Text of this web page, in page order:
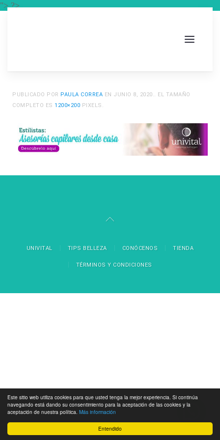
Entendido
Este sitio web utiliza cookies para que usted tenga la mejor experiencia. Si continúa
navegando está dando su consentimiento para la aceptación de las cookies y la
aceptación de nuestra política. Más información
"> ?>
PUBLICADO POR PAULA CORREA EN JUNIO 8, 2020.. EL TAMAÑO
COMPLETO ES 1200×200 PIXELS.
UNIVITAL TIPS BELLEZA CONÓCENOS TIENDA
TÉRMINOS Y CONDICIONES